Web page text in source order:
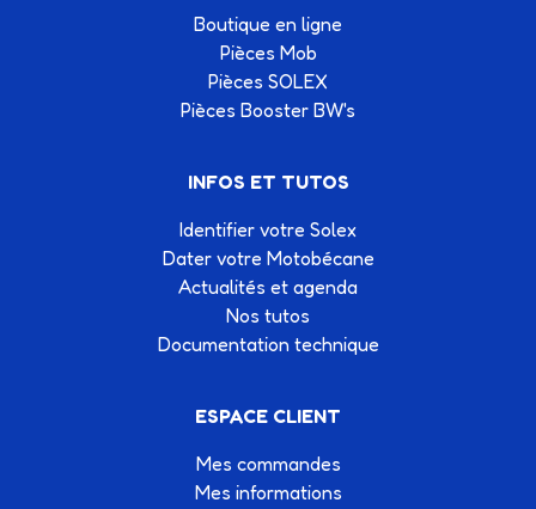
Boutique en ligne
Pièces Mob
Pièces SOLEX
Pièces Booster BW's
INFOS ET TUTOS
Identifier votre Solex
Dater votre Motobécane
Actualités et agenda
Nos tutos
Documentation technique
ESPACE CLIENT
Mes commandes
Mes informations